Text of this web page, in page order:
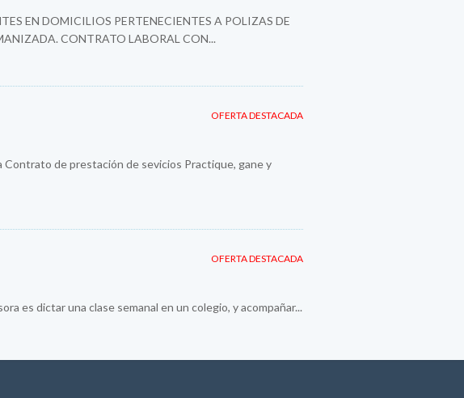
EN DOMICILIOS PERTENECIENTES A POLIZAS DE
CONTRATO LABORAL CON...
OFERTA DESTACADA
de prestación de sevicios Practique, gane y
OFERTA DESTACADA
es dictar una clase semanal en un colegio, y acompañar...